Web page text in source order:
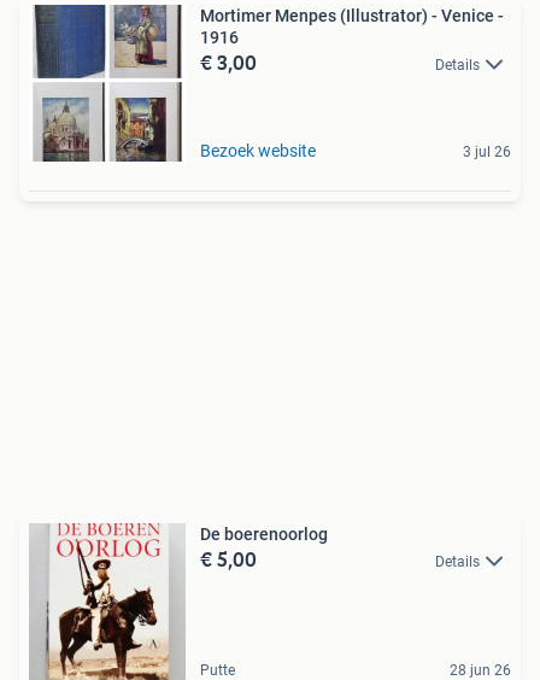
Mortimer Menpes (Illustrator) - Venice -
1916
€ 3,00 Details
Bezoek website 3 jul 26
De boerenoorlog
€ 5,00 Details
Putte 28 jun 26